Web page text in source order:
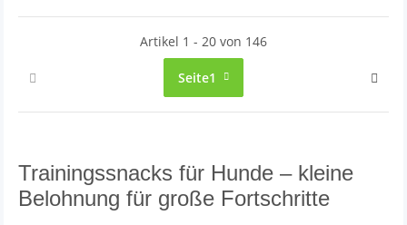
Artikel 1 - 20 von 146
Seite1
Trainingssnacks für Hunde – kleine
Belohnung für große Fortschritte